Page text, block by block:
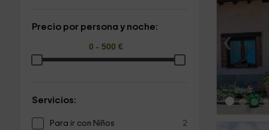
Precio por persona y noche:
Servicios:
Para ir con Niños 2
‹